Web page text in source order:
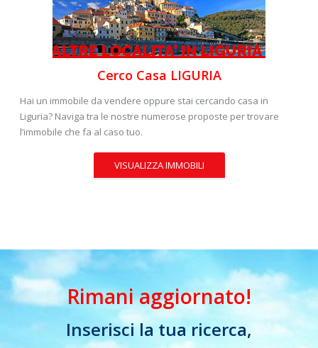
Cerco Casa LIGURIA
Hai un immobile da vendere oppure stai cercando casa in
Liguria? Naviga tra le nostre numerose proposte per trovare
l’immobile che fa al caso tuo.
VISUALIZZA IMMOBILI
Rimani aggiornato!
Inserisci la tua ricerca,